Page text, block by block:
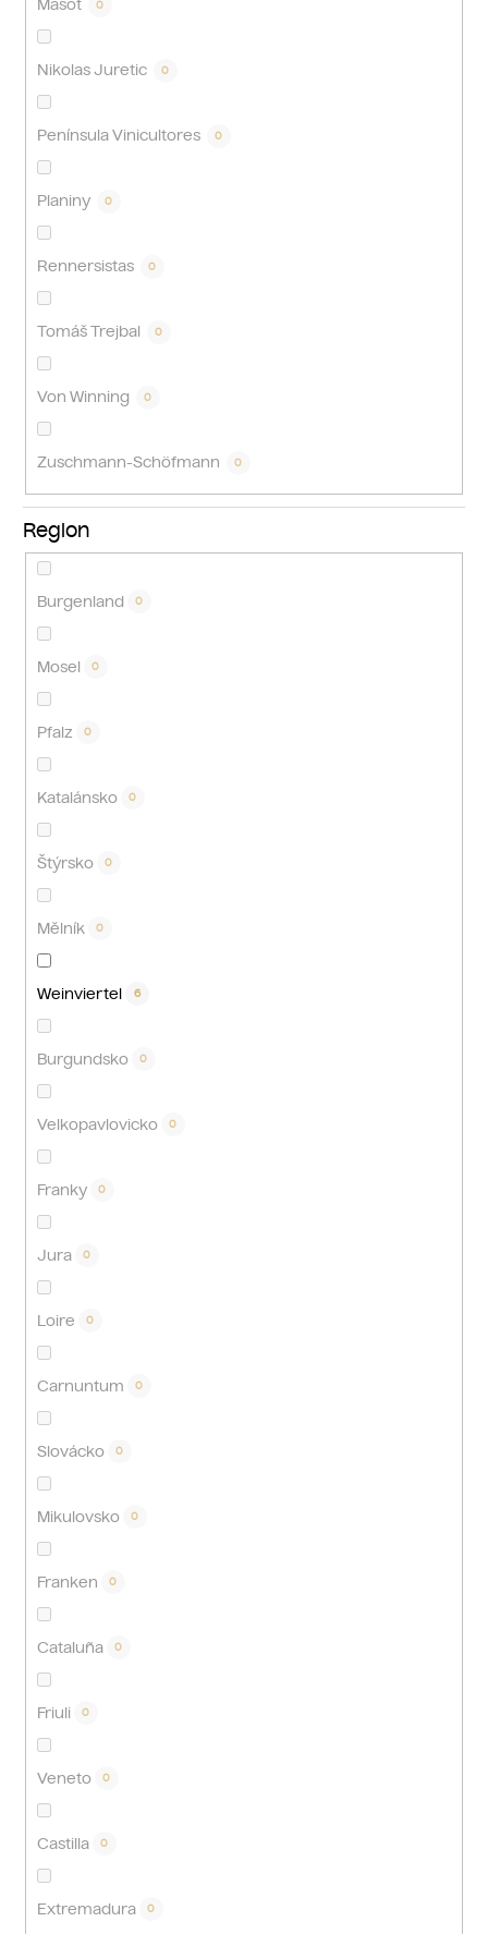
Masot 0
Nikolas Juretic 0
Península Vinicultores 0
Planiny 0
Rennersistas 0
Tomáš Trejbal 0
Von Winning 0
Zuschmann-Schöfmann 0
Region
Burgenland 0
Mosel 0
Pfalz 0
Katalánsko 0
Štýrsko 0
Mělník 0
Weinviertel 6
Burgundsko 0
Velkopavlovicko 0
Franky 0
Jura 0
Loire 0
Carnuntum 0
Slovácko 0
Mikulovsko 0
Franken 0
Cataluña 0
Friuli 0
Veneto 0
Castilla 0
Extremadura 0